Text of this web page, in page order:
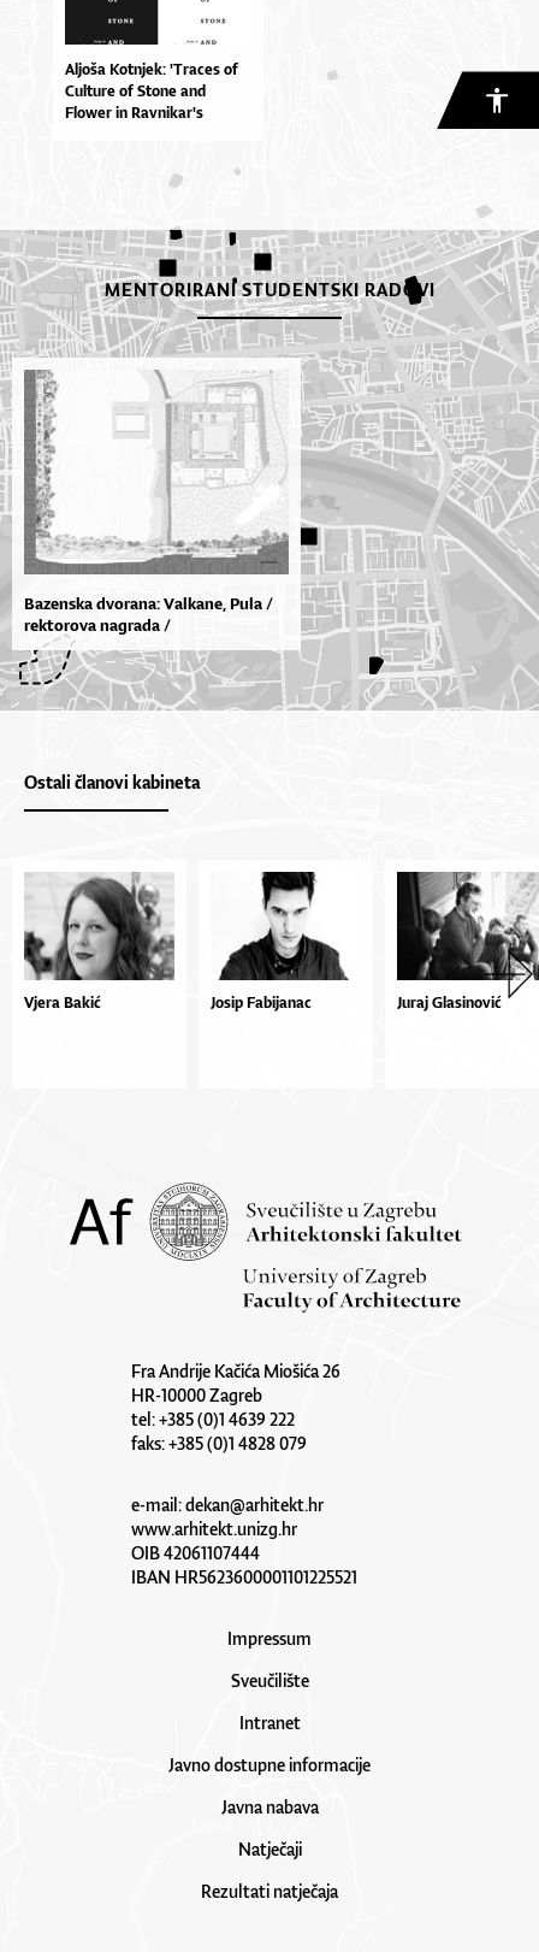
Aljoša Kotnjek: 'Traces of
Culture of Stone and
Flower in Ravnikar's
MENTORIRANI STUDENTSKI RADOVI
Bazenska dvorana: Valkane, Pula /
rektorova nagrada /
Ostali članovi kabineta
Vjera Bakić Josip Fabijanac Juraj Glasinović
Fra Andrije Kačića Miošića 26
HR-10000 Zagreb
tel: +385 (0)1 4639 222
faks: +385 (0)1 4828 079
e-mail:dekan@arhitekt.hr
www.arhitekt.unizg.hr
OIB 42061107444
IBAN HR5623600001101225521
Impressum
Sveučilište
Intranet
Javno dostupne informacije
Javna nabava
Natječaji
Rezultati natječaja